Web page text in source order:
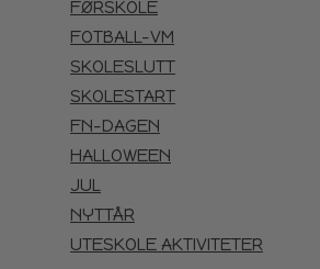
FØRSKOLE
FOTBALL-VM
SKOLESLUTT
SKOLESTART
FN-DAGEN
HALLOWEEN
JUL
NYTTÅR
UTESKOLE AKTIVITETER